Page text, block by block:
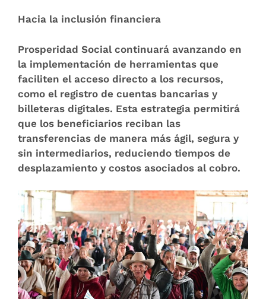
Hacia la inclusión financiera
Prosperidad Social continuará avanzando en
la implementación de herramientas que
faciliten el acceso directo a los recursos,
como el registro de cuentas bancarias y
billeteras digitales. Esta estrategia permitirá
que los beneficiarios reciban las
transferencias de manera más ágil, segura y
sin intermediarios, reduciendo tiempos de
desplazamiento y costos asociados al cobro.